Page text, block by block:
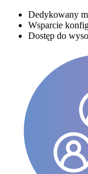
Dedykowany
Wsparcie
Dostęp do